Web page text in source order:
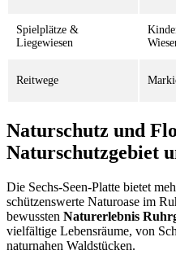
Spielplätze &
Liegewiesen
Reitwege
Naturschutz und
Naturschutzgebiet
Die Sechs-Seen-Platte bietet
schützenswerte Naturoase im
bewussten Naturerlebnis
vielfältige Lebensräume, von
naturnahen Waldstücken.